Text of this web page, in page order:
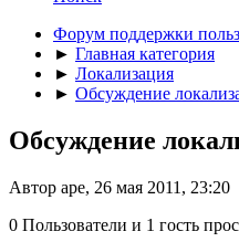
Форум поддержки
► Главная категория
► Локализация
► Обсуждение
Обсуждение
Автор ape, 26 мая 2011, 23:20
0 Пользователи и 1 гость